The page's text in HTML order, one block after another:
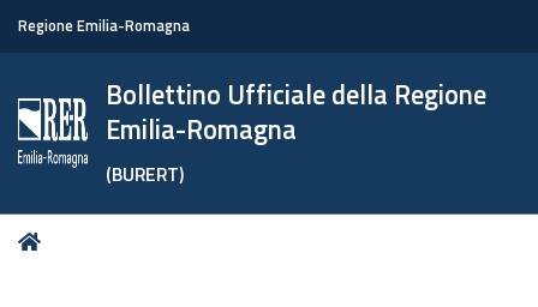
Regione Emilia-Romagna
Bollettino Ufficiale della Regione
Emilia-Romagna
(BURERT)
Tu